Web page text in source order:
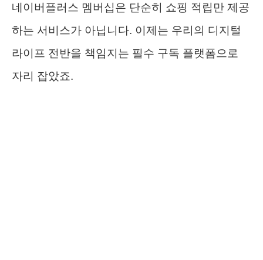
네이버플러스 멤버십은 단순히 쇼핑 적립만 제공
하는 서비스가 아닙니다. 이제는 우리의 디지털
라이프 전반을 책임지는 필수 구독 플랫폼으로
자리 잡았죠.